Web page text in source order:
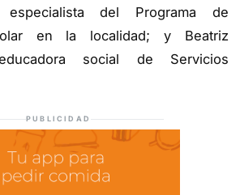
especialista del Programa de
en la localidad;y Beatriz
social de Servicios
PUBLICIDAD